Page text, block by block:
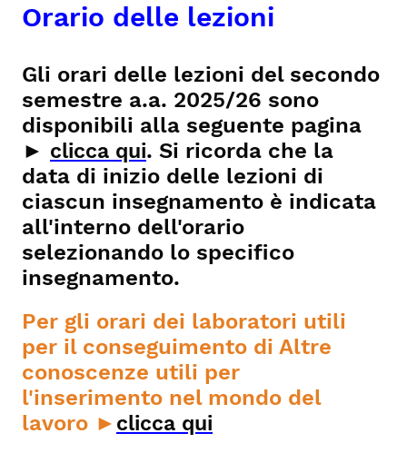
Orario delle lezioni
Gli orari delle lezioni del secondo
semestre a.a. 2025/26 sono
disponibili alla seguente pagina
► clicca qui. Si ricorda che la
data di inizio delle lezioni di
ciascun insegnamento è indicata
all'interno dell'orario
selezionando lo specifico
insegnamento.
Per gli orari dei laboratori utili
per il conseguimento di Altre
conoscenze utili per
l'inserimento nel mondo del
lavoro ► clicca qui